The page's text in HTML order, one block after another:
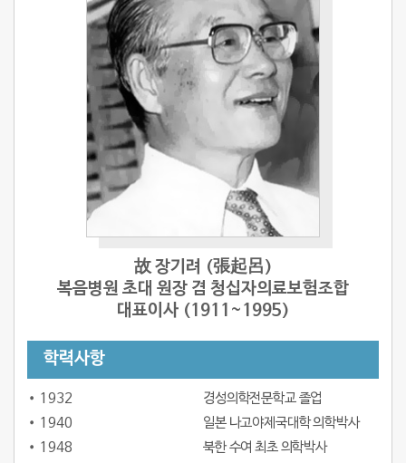
故 장기려 (張起呂)
복음병원 초대 원장 겸 청십자의료보험조합
대표이사 (1911~1995)
학력사항
1932
경성의학전문학교 졸업
1940
일본 나고야제국대학 의학박사
1948
북한 수여 최초 의학박사